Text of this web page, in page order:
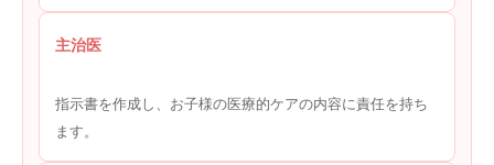
主治医
指示書を作成し、お子様の医療的ケアの内容に責任を持ち
ます。